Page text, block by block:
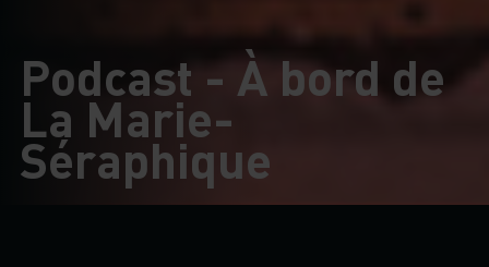
Podcast - À bord de
La Marie-
Séraphique